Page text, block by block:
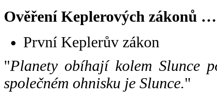
Ověření Keplerových zákonů …
První Keplerův zákon
"Planety obíhají kolem Slunce
společném ohnisku je Slunce."